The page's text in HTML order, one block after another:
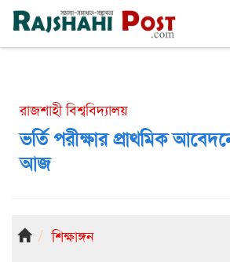
রাজশাহী রবিবার, ৯ই আগস্ট ২০২৬, ২৬শে শ্রাবণ ১৪৩৩
রাজশাহী বিশ্ববিদ্যালয়
ভর্তি পরীক্ষার প্রাথমিক
আজ
শিক্ষাঙ্গন